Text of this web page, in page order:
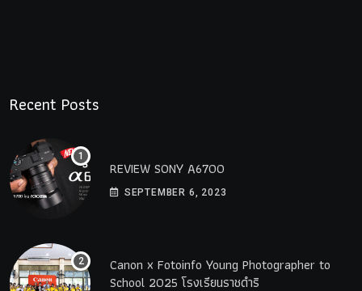
Recent Posts
REVIEW SONY A6700
SEPTEMBER 6, 2023
Canon x Fotoinfo​ Young​ Photographer to
School 2025 โรงเรียนราชดำริ